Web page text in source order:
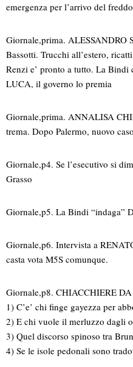
emergenza per l’arrivo del freddo
Giornale,prima. ALESSANDRO
Bassotti. Trucchi all’estero,
Renzi e’ pronto a tutto. La Bindi
LUCA, il governo lo premia
Giornale,prima. ANNALISA
trema. Dopo Palermo, nuovo
Giornale,p4. Se l’esecutivo si
Grasso
Giornale,p5. La Bindi “indaga”
Giornale,p6. Intervista a
casta vota M5S comunque.
Giornale,p8. CHIACCHIERE
1) C’e’ chi finge gayezza per
2) E chi vuole il merluzzo dagli
3) Quel discorso spinoso tra
4) Se le isole pedonali sono